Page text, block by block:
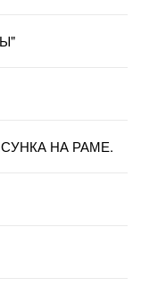
НА РАМЕ.